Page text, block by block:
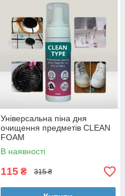
Універсальна піна дня
очищення предметів CLEAN
FOAM
В наявності
115 ₴ 315 ₴